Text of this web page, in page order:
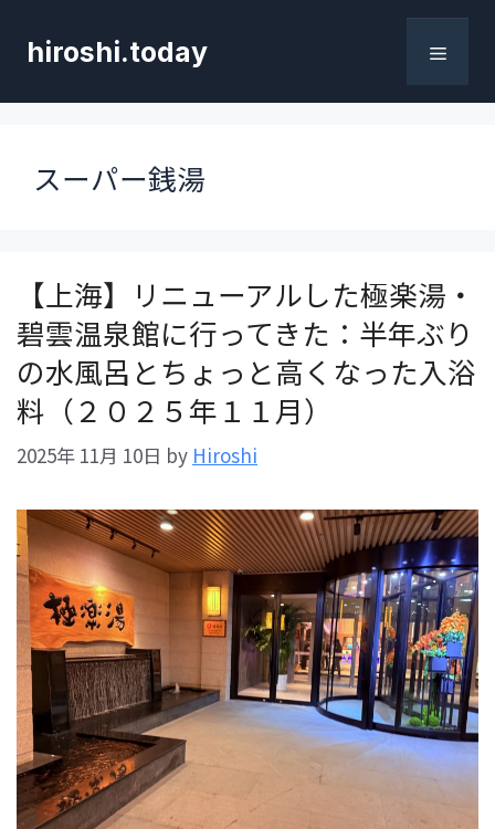
ン
hiroshi.today
ー
スーパー銭湯
【上海】リニューアルした極楽湯・
碧雲温泉館に行ってきた：半年ぶり
の水風呂とちょっと高くなった入浴
料（２０２５年１１月）
2025年 11月 10日 by Hiroshi